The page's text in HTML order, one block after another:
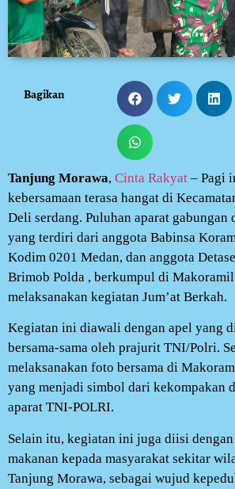
Bagikan
Tanjung Morawa, Cinta Rakyat – Pagi
kebersamaan terasa hangat di
Deli serdang. Puluhan aparat
yang terdiri dari anggota Babinsa
Kodim 0201 Medan, dan anggota
Brimob Polda , berkumpul di
melaksanakan kegiatan Jum’at Berkah.
Kegiatan ini diawali dengan apel yang
bersama-sama oleh prajurit TNI/Polri.
melaksanakan foto bersama di
yang menjadi simbol dari kekompakan
aparat TNI-POLRI.
Selain itu, kegiatan ini juga diisi
makanan kepada masyarakat sekitar
Tanjung Morawa, sebagai wujud